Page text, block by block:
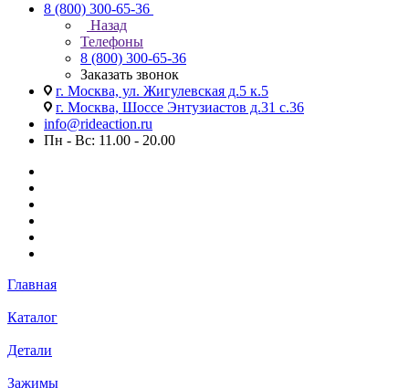
8 (800) 300-65-36
Назад
Телефоны
8 (800) 300-65-36
Заказать звонок
г. Москва, ул. Жигулевская д.5 к.5
г. Москва, Шоссе Энтузиастов д.31 с.36
info@rideaction.ru
Пн - Вс: 11.00 - 20.00
Главная
Каталог
Детали
Зажимы